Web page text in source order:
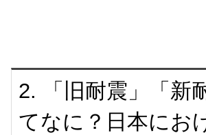
2. 「旧耐震」「新
てなに？日本にお